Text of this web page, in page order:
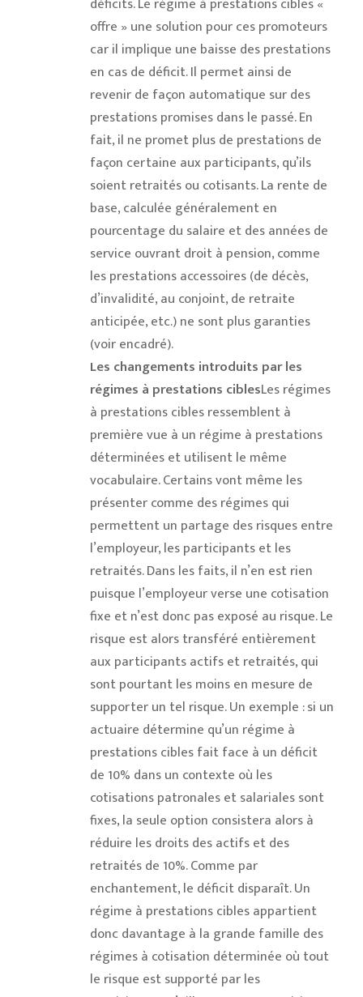
offre » une solution pour ces promoteurs
car il implique une baisse des prestations
en cas de déficit. Il permet ainsi de
revenir de façon automatique sur des
prestations promises dans le passé. En
fait, il ne promet plus de prestations de
façon certaine aux participants, qu’ils
soient retraités ou cotisants. La rente de
base, calculée généralement en
pourcentage du salaire et des années de
service ouvrant droit à pension, comme
les prestations accessoires (de décès,
d’invalidité, au conjoint, de retraite
anticipée, etc.) ne sont plus garanties
(voir encadré).
Les changements introduits par les
régimes à prestations ciblesLes régimes
à prestations cibles ressemblent à
première vue à un régime à prestations
déterminées et utilisent le même
vocabulaire. Certains vont même les
présenter comme des régimes qui
permettent un partage des risques entre
l’employeur, les participants et les
retraités. Dans les faits, il n’en est rien
puisque l’employeur verse une cotisation
fixe et n’est donc pas exposé au risque. Le
risque est alors transféré entièrement
aux participants actifs et retraités, qui
sont pourtant les moins en mesure de
supporter un tel risque. Un exemple : si un
actuaire détermine qu’un régime à
prestations cibles fait face à un déficit
de 10% dans un contexte où les
cotisations patronales et salariales sont
fixes, la seule option consistera alors à
réduire les droits des actifs et des
retraités de 10%. Comme par
enchantement, le déficit disparaît. Un
régime à prestations cibles appartient
donc davantage à la grande famille des
régimes à cotisation déterminée où tout
le risque est supporté par les